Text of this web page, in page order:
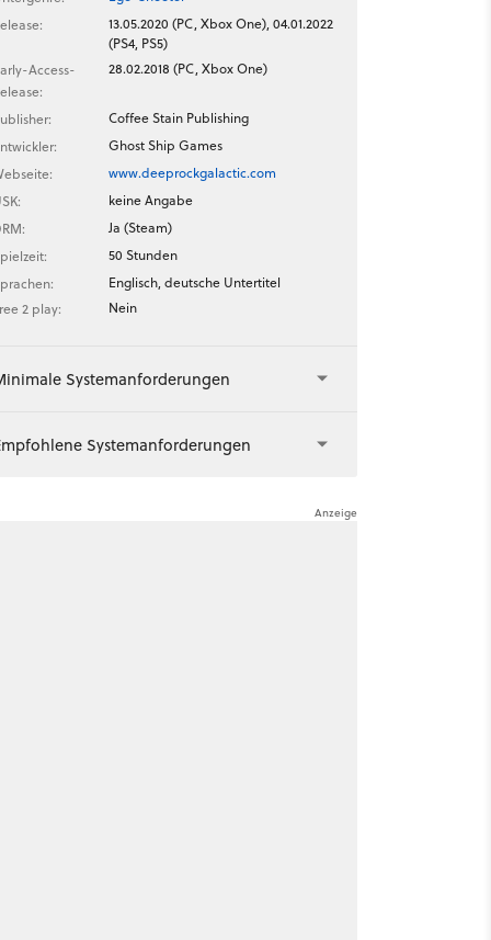
13.05.2020 (PC, Xbox One), 04.01.2022
(PS4, PS5)
Access-
28.02.2018 (PC, Xbox One)
Coffee Stain Publishing
Ghost Ship Games
www.deeprockgalactic.com
keine Angabe
Ja (Steam)
50 Stunden
Englisch, deutsche Untertitel
2 play:
Nein
Systemanforderungen
Systemanforderungen